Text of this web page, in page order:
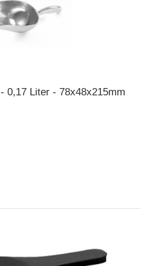
Eisschaufel Aluminium - 0,17 Liter - 78x48x215mm